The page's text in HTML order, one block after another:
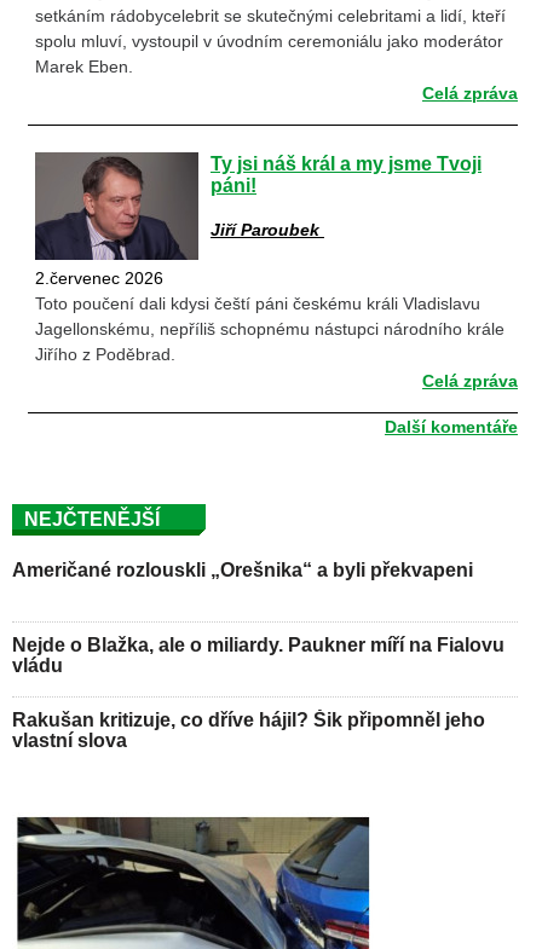
setkáním rádobycelebrit se skutečnými celebritami a lidí, kteří
spolu mluví, vystoupil v úvodním ceremoniálu jako moderátor
Marek Eben.
Celá zpráva
Ty jsi náš král a my jsme Tvoji
páni!
Jiří Paroubek
2.červenec 2026
Toto poučení dali kdysi čeští páni českému králi Vladislavu
Jagellonskému, nepříliš schopnému nástupci národního krále
Jiřího z Poděbrad.
Celá zpráva
Další komentáře
NEJČTENĚJŠÍ
Američané rozlouskli „Orešnika“ a byli překvapeni
Nejde o Blažka, ale o miliardy. Paukner míří na Fialovu
vládu
Rakušan kritizuje, co dříve hájil? Šik připomněl jeho
vlastní slova